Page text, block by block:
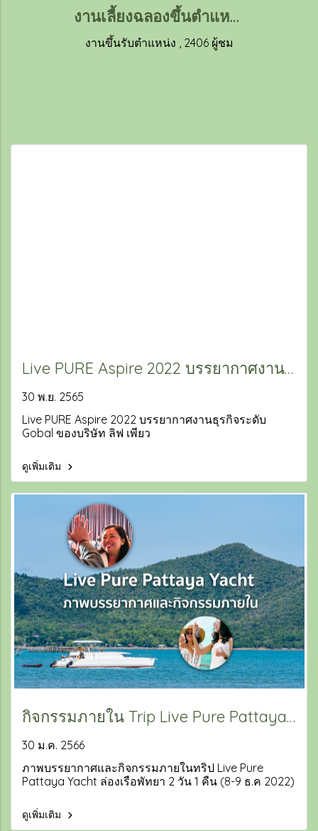
งานเลี้ยงฉลองขึ้นตำแหน่งแชร์แมนของคุณหมอนุสรี ศิริพัฒน์ (1)
งานขึ้นรับตำแหน่ง 2406 ผู้ชม
Live PURE Aspire 2022 บรรยากาศงาน
ธุรกิจระดับ Gobal ของบริษัท ลิฟ เพียว
30 พ.ย. 2565
Live PURE Aspire 2022 บรรยากาศงานธุรกิจระดับ
Gobal ของบริษัท ลิฟ เพียว
ดูเพิ่มเติม
กิจกรรมภายใน Trip Live Pure Pattaya
Yacht | Livepure Thailand
30 ม.ค. 2566
ภาพบรรยากาศและกิจกรรมภายในทริป Live Pure
Pattaya Yacht ล่องเรือพัทยา 2 วัน 1 คืน (8-9 ธ.ค 2022)
ดูเพิ่มเติม